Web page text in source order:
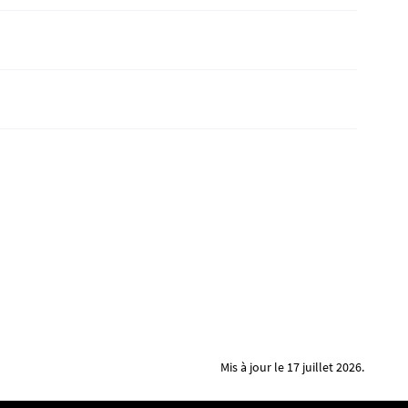
Mis à jour le 17 juillet 2026.